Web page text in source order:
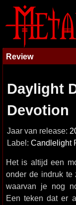
Review
Daylight
Devotion
Jaar van release:
Label: Candlelight
Het is altijd een
onder de indruk te
waarvan je nog
Een teken dat er